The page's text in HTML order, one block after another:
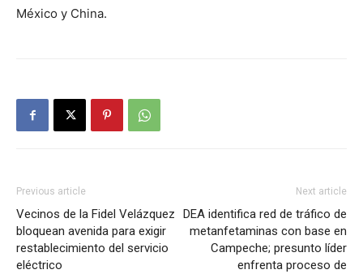
México y China.
Previous article
Vecinos de la Fidel Velázquez
bloquean avenida para exigir
restablecimiento del servicio
eléctrico
Next article
DEA identifica red de tráfico de
metanfetaminas con base en
Campeche; presunto líder
enfrenta proceso de